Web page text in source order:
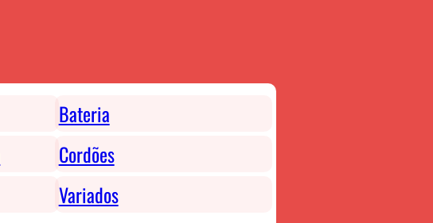
Bateria
Cordões
Variados